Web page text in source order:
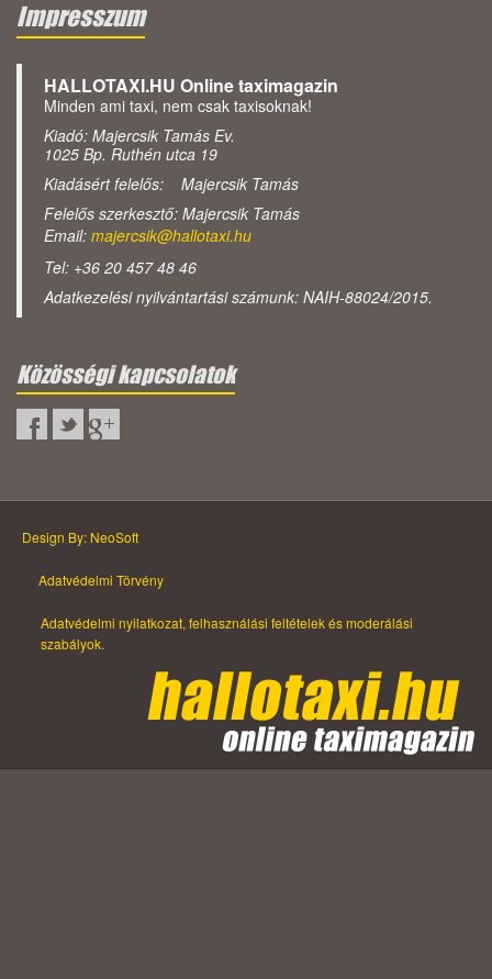
Impresszum
HALLOTAXI.HU Online taximagazin
Minden ami taxi, nem csak taxisoknak!
Kiadó: Majercsik Tamás Ev.
1025 Bp. Ruthén utca 19
Kiadásért felelős: Majercsik Tamás
Felelős szerkesztő: Majercsik Tamás
Email: majercsik@hallotaxi.hu
Tel: +36 20 457 48 46
Adatkezelési nyilvántartási számunk: NAIH-88024/2015.
Közösségi kapcsolatok
Design By: NeoSoft
Adatvédelmi Törvény
Adatvédelmi nyilatkozat, felhasználási feltételek és moderálási
szabályok.